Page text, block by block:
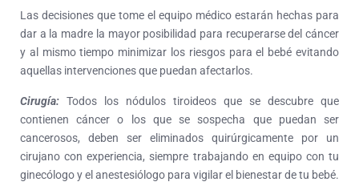
Las decisiones que tome el equipo médico estarán hechas para
dar a la madre la mayor posibilidad para recuperarse del cáncer
y al mismo tiempo minimizar los riesgos para el bebé evitando
aquellas intervenciones que puedan afectarlos.
Cirugía: Todos los nódulos tiroideos que se descubre que
contienen cáncer o los que se sospecha que puedan ser
cancerosos, deben ser eliminados quirúrgicamente por un
cirujano con experiencia, siempre trabajando en equipo con tu
ginecólogo y el anestesiólogo para vigilar el bienestar de tu bebé.